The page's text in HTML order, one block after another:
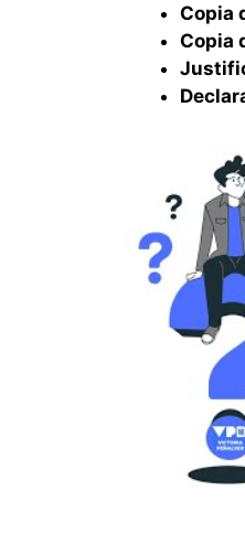
Copia
Copia